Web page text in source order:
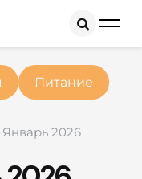
Питание
2026